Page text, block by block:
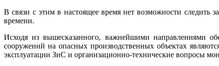
В связи с этим в настоящее время нет возможности следить
времени.
Исходя из вышесказанного, важнейшими направлениями
сооружений на опасных производственных объектах
эксплуатации ЗиС и организационно-технические вопросы